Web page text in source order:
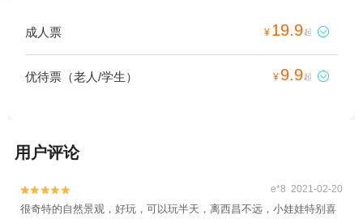
成人票 ¥ 19.9起 
优待票（老人/学生） ¥ 9.9起 
用户评论

 e*8 2021-02-20
很奇特的自然景观，好玩，可以玩半天，离西昌不远，小娃娃特别喜